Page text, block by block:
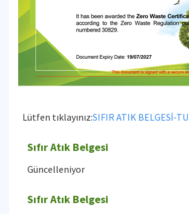
Lütfen tıklayınız:SIFIR ATIK BELGESİ-
Sıfır Atık Belgesi
Güncelleniyor
Sıfır Atık Belgesi